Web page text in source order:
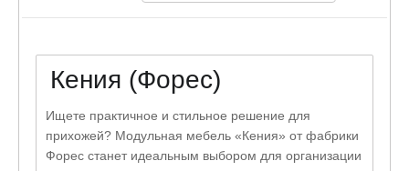
Кения (Форес)
Ищете практичное и стильное решение для
прихожей? Модульная мебель «Кения» от фабрики
Форес станет идеальным выбором для организации